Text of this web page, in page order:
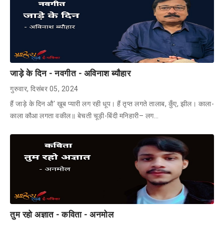
जाड़े के दिन - नवगीत - अविनाश ब्यौहार
गुरुवार, दिसंबर 05, 2024
हैं जाड़े के दिन औ' ख़ूब प्यारी लग रही धूप। हैं तृप्त लगते तालाब, कुँए, झील। काला-
काला कौआ लगता वकील॥ बेचती चूड़ी-बिंदी मनिहारी– लग…
तुम रहो अज्ञात - कविता - अनमोल